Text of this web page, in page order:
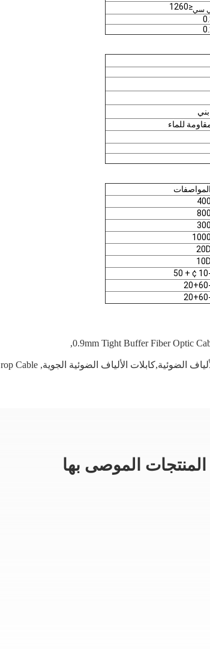
سي≤1260
للماء
المواصفات
400
800
300
1000
20D
10D
-10 ¢ + 50
-20+60
-20+60
0.9mm Tight Buffer Fiber Optic
,
,
Cable
المنتجات الموصى بها